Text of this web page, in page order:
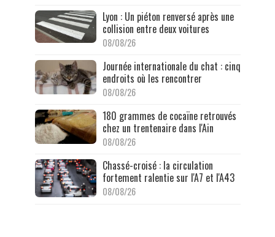
Lyon : Un piéton renversé après une
collision entre deux voitures
08/08/26
Journée internationale du chat : cinq
endroits où les rencontrer
08/08/26
180 grammes de cocaïne retrouvés
chez un trentenaire dans l'Ain
08/08/26
Chassé-croisé : la circulation
fortement ralentie sur l'A7 et l'A43
08/08/26